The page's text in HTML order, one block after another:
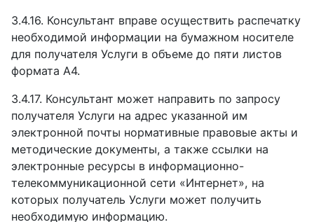
3.4.16. Консультант вправе осуществить распечатку
необходимой информации на бумажном носителе
для получателя Услуги в объеме до пяти листов
формата А4.
3.4.17. Консультант может направить по запросу
получателя Услуги на адрес указанной им
электронной почты нормативные правовые акты и
методические документы, а также ссылки на
электронные ресурсы в информационно-
телекоммуникационной сети «Интернет», на
которых получатель Услуги может получить
необходимую информацию.